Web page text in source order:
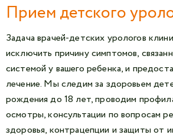
Прием детского
Задача врачей-детских урологов
исключить причину симптомов,
системой у вашего ребенка, и
лечение. Мы следим за здоровьем
рождения до 18 лет, проводим
осмотры, консультации по вопросам
здоровья, контрацепции и защиты от